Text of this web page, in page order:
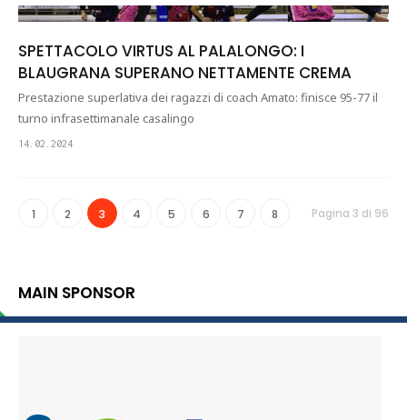
SPETTACOLO VIRTUS AL PALALONGO: I
BLAUGRANA SUPERANO NETTAMENTE CREMA
Prestazione superlativa dei ragazzi di coach Amato: finisce 95-77 il
turno infrasettimanale casalingo
14.02.2024
1 2 3 4 5 6 7 8 Pagina 3 di 96
MAIN SPONSOR